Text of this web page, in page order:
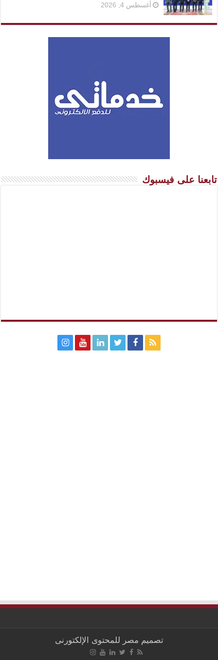
أغسطس 4, 2026
تابعنا على فيسبوك
تصميم مصر للمحتوى الإلكتورنى